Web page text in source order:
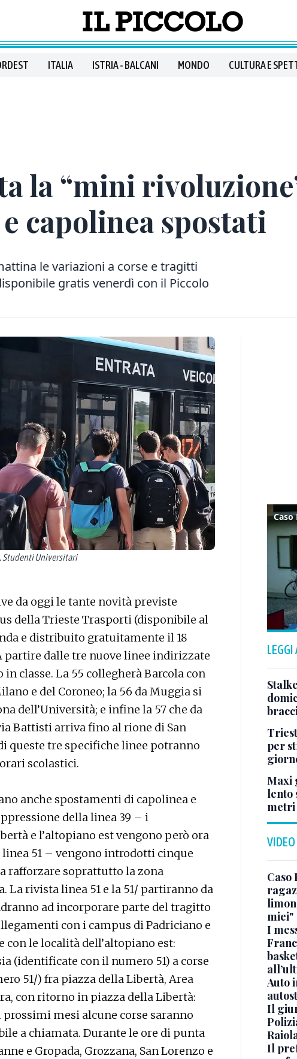
ITALIA ISTRIA - BALCANI MONDO CULTURA E
la “mini
capolinea spostati
le variazioni a corse e tragitti
gratis venerdì con il Piccolo
Studenti Universitari
da oggi le tante novità previste
della Trieste Trasporti (disponibile al
e distribuito gratuitamente il 18
partire dalle tre nuove linee indirizzate
classe. La 55 collegherà Barcola con
e del Coroneo; la 56 da Muggia si
dell’Università; e infine la 57 che da
Battisti arriva fino al rione di San
queste tre specifiche linee potranno
scolastici.
anche spostamenti di capolinea e
della linea 39 – i
e l’altopiano est vengono però ora
51 – vengono introdotti cinque
rafforzare soprattutto la zona
La rivista linea 51 e la 51/ partiranno da
ad incorporare parte del tragitto
con i campus di Padriciano e
con le località dell’altopiano est:
(identificate con il numero 51) a corse
51/) fra piazza della Libertà, Area
con ritorno in piazza della Libertà:
mesi alcune corse saranno
a chiamata. Durante le ore di punta
e Gropada, Grozzana, San Lorenzo e
LEGGI
per
Maxi
lento
metri
VIDEO
Caso
miei"
I
Auto
Il
Il